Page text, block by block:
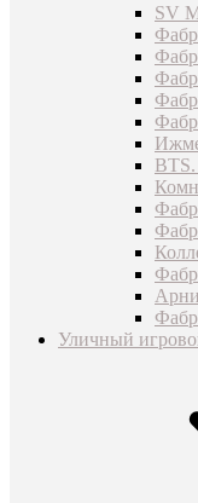
SV
Уличный